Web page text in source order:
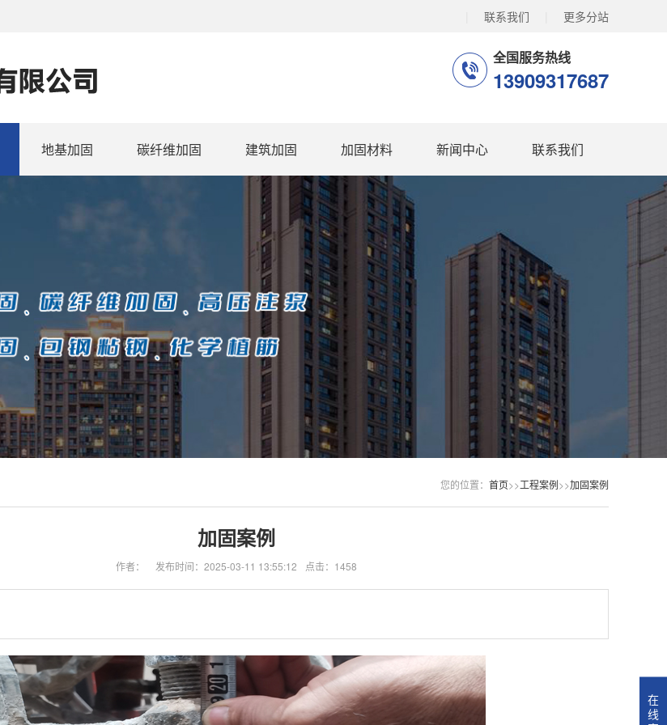
联系我们 更多分站
全国服务热线
13909317687
地基加固 碳纤维加固 建筑加固 加固材料 新闻中心 联系我们
您的位置： 首页>>工程案例>>加固案例
加固案例
作者： 发布时间：2025-03-11 13:55:12 点击：1458
在
线